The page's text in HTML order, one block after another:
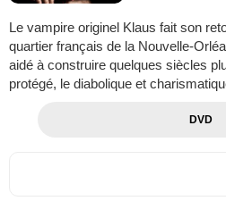
Le vampire originel Klaus fait son
quartier français de la Nouvelle-
aidé à construire quelques siècles
protégé, le diabolique et
DVD